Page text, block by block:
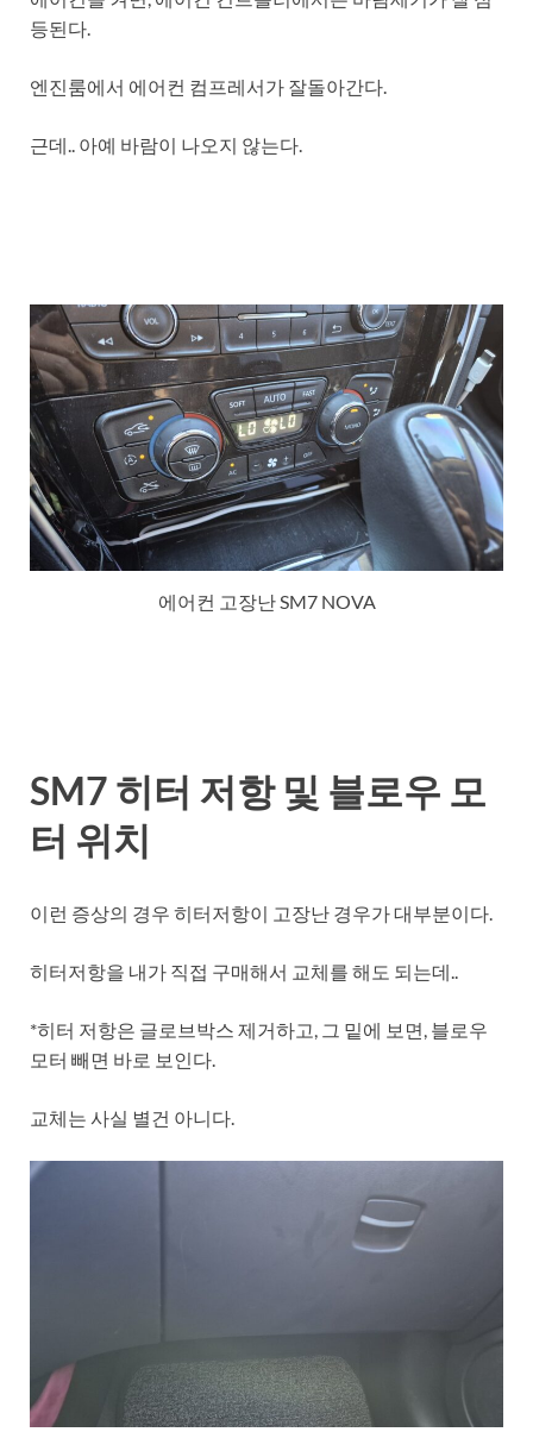
등된다.
엔진룸에서 에어컨 컴프레서가 잘돌아간다.
근데.. 아예 바람이 나오지 않는다.
에어컨 고장난 SM7 NOVA
SM7 히터 저항 및 블로우 모
터 위치
이런 증상의 경우 히터저항이 고장난 경우가 대부분이다.
히터저항을 내가 직접 구매해서 교체를 해도 되는데..
*히터 저항은 글로브박스 제거하고, 그 밑에 보면, 블로우
모터 빼면 바로 보인다.
교체는 사실 별건 아니다.